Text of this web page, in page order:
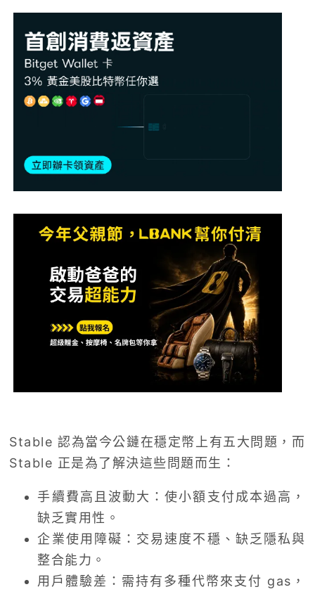
Stable 認為當今公鏈在穩定幣上有五大問題，而
Stable 正是為了解決這些問題而生：
手續費高且波動大：使小額支付成本過高，
缺乏實用性。
企業使用障礙：交易速度不穩、缺乏隱私與
整合能力。
用戶體驗差：需持有多種代幣來支付 gas，